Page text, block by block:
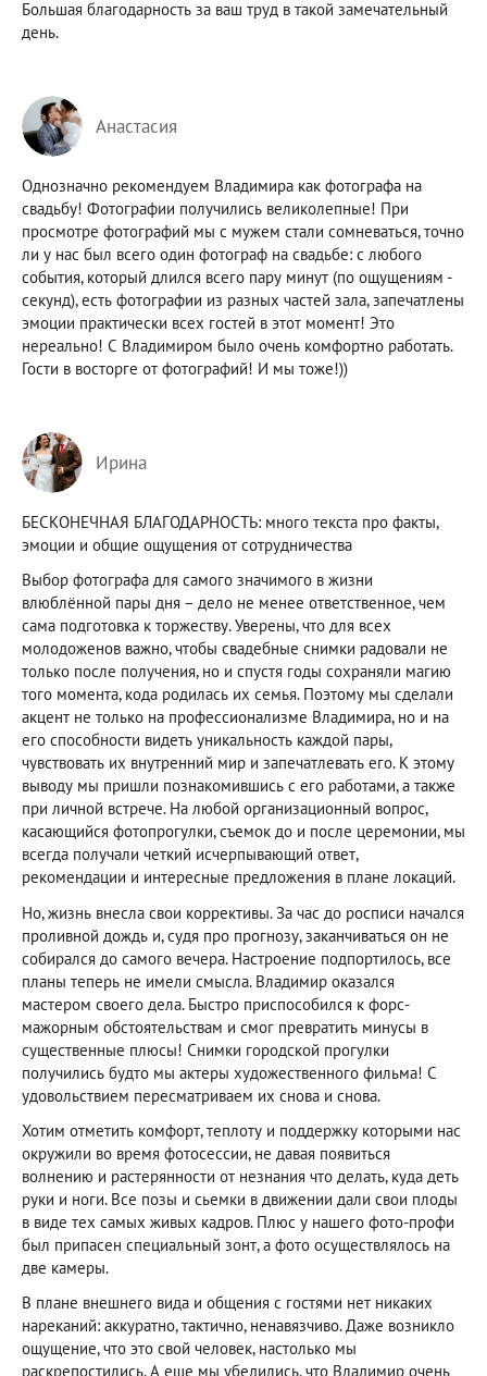
Большая благодарность за ваш труд в такой замечательный
день.
Анастасия
Однозначно рекомендуем Владимира как фотографа на
свадьбу! Фотографии получились великолепные! При
просмотре фотографий мы с мужем стали сомневаться, точно
ли у нас был всего один фотограф на свадьбе: с любого
события, который длился всего пару минут (по ощущениям -
секунд), есть фотографии из разных частей зала, запечатлены
эмоции практически всех гостей в этот момент! Это
нереально! С Владимиром было очень комфортно работать.
Гости в восторге от фотографий! И мы тоже!))
Ирина
БЕСКОНЕЧНАЯ БЛАГОДАРНОСТЬ: много текста про факты,
эмоции и общие ощущения от сотрудничества
Выбор фотографа для самого значимого в жизни
влюблённой пары дня – дело не менее ответственное, чем
сама подготовка к торжеству. Уверены, что для всех
молодоженов важно, чтобы свадебные снимки радовали не
только после получения, но и спустя годы сохраняли магию
того момента, кода родилась их семья. Поэтому мы сделали
акцент не только на профессионализме Владимира, но и на
его способности видеть уникальность каждой пары,
чувствовать их внутренний мир и запечатлевать его. К этому
выводу мы пришли познакомившись с его работами, а также
при личной встрече. На любой организационный вопрос,
касающийся фотопрогулки, съемок до и после церемонии, мы
всегда получали четкий исчерпывающий ответ,
рекомендации и интересные предложения в плане локаций.
Но, жизнь внесла свои коррективы. За час до росписи начался
проливной дождь и, судя про прогнозу, заканчиваться он не
собирался до самого вечера. Настроение подпортилось, все
планы теперь не имели смысла. Владимир оказался
мастером своего дела. Быстро приспособился к форс-
мажорным обстоятельствам и смог превратить минусы в
существенные плюсы! Снимки городской прогулки
получились будто мы актеры художественного фильма! С
удовольствием пересматриваем их снова и снова.
Хотим отметить комфорт, теплоту и поддержку которыми нас
окружили во время фотосессии, не давая появиться
волнению и растерянности от незнания что делать, куда деть
руки и ноги. Все позы и сьемки в движении дали свои плоды
в виде тех самых живых кадров. Плюс у нашего фото-профи
был припасен специальный зонт, а фото осуществлялось на
две камеры.
В плане внешнего вида и общения с гостями нет никаких
нареканий: аккуратно, тактично, ненавязчиво. Даже возникло
ощущение, что это свой человек, настолько мы
раскрепостились. А еще мы убедились, что Владимир очень